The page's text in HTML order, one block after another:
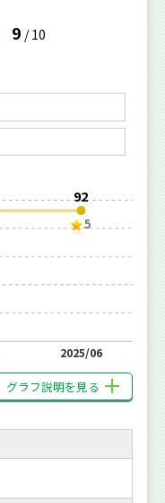
9 /10
92
5
2025/06
グラフ説明を見る